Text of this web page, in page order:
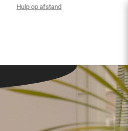
Hulp op afstand